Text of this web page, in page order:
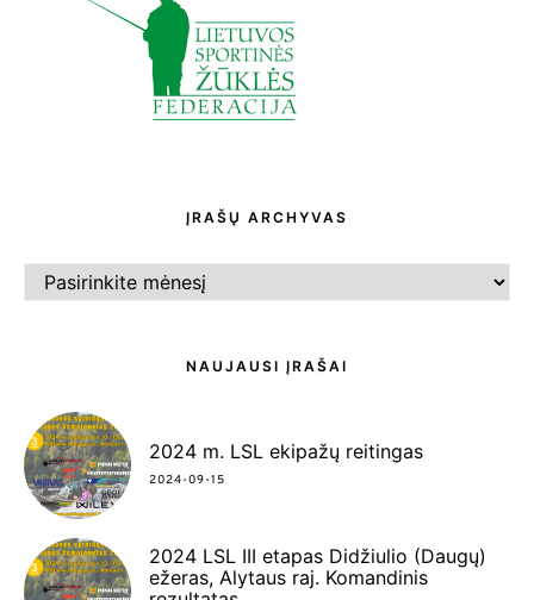
ĮRAŠŲ ARCHYVAS
ARCHYVAS
NAUJAUSI ĮRAŠAI
2024 m. LSL ekipažų reitingas
2024-09-15
2024 LSL III etapas Didžiulio (Daugų)
ežeras, Alytaus raj. Komandinis